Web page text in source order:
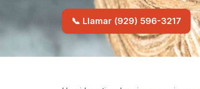
📞 Llamar (929) 596-3217